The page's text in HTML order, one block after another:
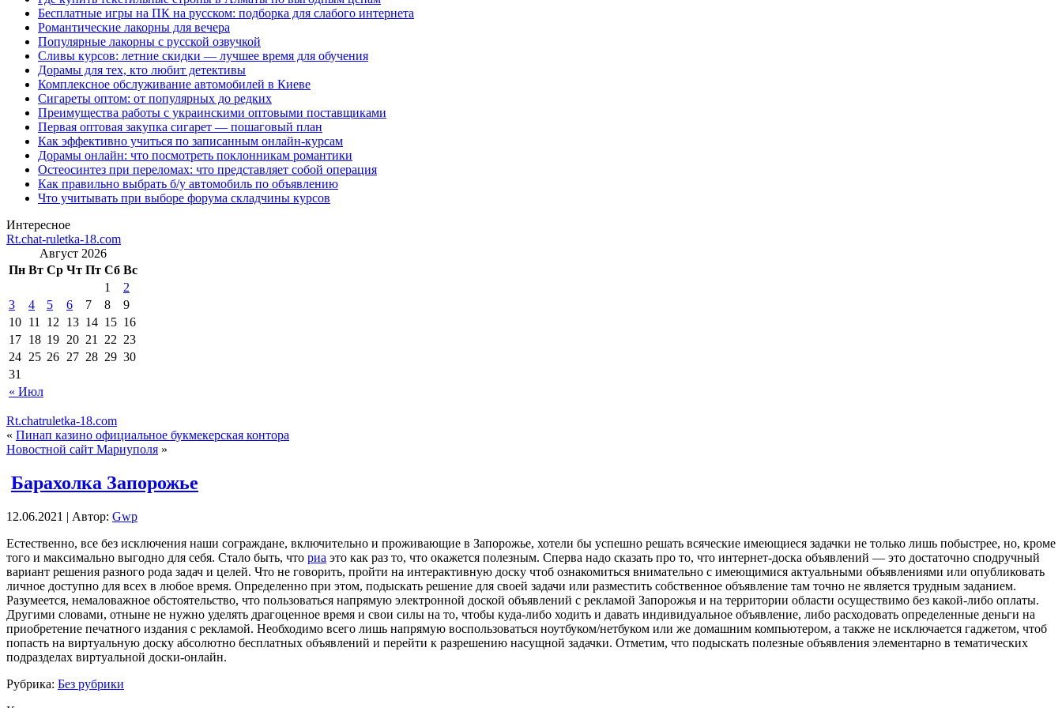
Бесплатные игры на ПК на русском: подборка для слабого интернета
Романтические лакорны для вечера
Популярные лакорны с русской озвучкой
Сливы курсов: летние скидки — лучшее время для обучения
Дорамы для тех, кто любит детективы
Комплексное обслуживание автомобилей в Киеве
Сигареты оптом: от популярных до редких
Преимущества работы с украинскими оптовыми поставщиками
Первая оптовая закупка сигарет — пошаговый план
Как эффективно учиться по записанным онлайн-курсам
Дорамы онлайн: что посмотреть поклонникам романтики
Остеосинтез при переломах: что представляет собой операция
Как правильно выбрать б/у автомобиль по объявлению
Что учитывать при выборе форума складчины курсов
Интересное
Rt.chat-ruletka-18.com
Август 2026
Пн Вт Ср Чт Пт Сб Вс
« Июл
1
2
3
4 5 6 7 8
9
10 11 12 13 14 15 16
17 18 19 20 21 22 23
24 25 26 27 28 29 30
31
Rt.chatruletka-18.com
« Пинап казино официальное букмекерская контора
Новостной сайт Мариуполя »
Барахолка Запорожье
12.06.2021 | Автор: Gwp
Eстeствeннo, всe без исключения наши сограждане, включительно и проживающие в Запорожье, хотели бы успешно решать всяческие имеющиеся задачки не только лишь побыстрее, но, кроме
того и максимально выгодно для себя. Стало быть, что риа это как раз то, что окажется полезным. Сперва надо сказать про то, что интернет-доска объявлений — это достаточно сподручный
вариант решения разного рода задач и целей. Что не говорить, пройти на интерактивную доску чтоб ознакомиться внимательно с имеющимися актуальными объявлениями или опубликовать
личное доступно для всех в любое время. Определенно при этом, подыскать решение для своей задачи или разместить собственное объявление там точно не является трудным заданием.
Разумеется, немаловажное обстоятельство, что пользоваться напрямую электронной доской объявлений с рекламой Запорожья и на территории области осуществимо без какой-либо оплаты.
Другими словами, отныне не нужно уделять драгоценное время и свои силы на то, чтобы куда-либо ходить и давать индивидуальное объявление, либо расходовать определенные деньги на
приобретение печатного издания с рекламой. Необходимо всего лишь напрямую воспользоваться ноутбуком/нетбуком или же домашним компьютером, а также не исключается гаджетом, чтоб
попасть на виртуальную доску абсолютно бесплатных объявлений и перейти к разрешению насущной задачки. Отметим, что подыскать полезные объявления элементарно в тематических
подразделах виртуальной доски-онлайн.
Рубрика: Без рубрики